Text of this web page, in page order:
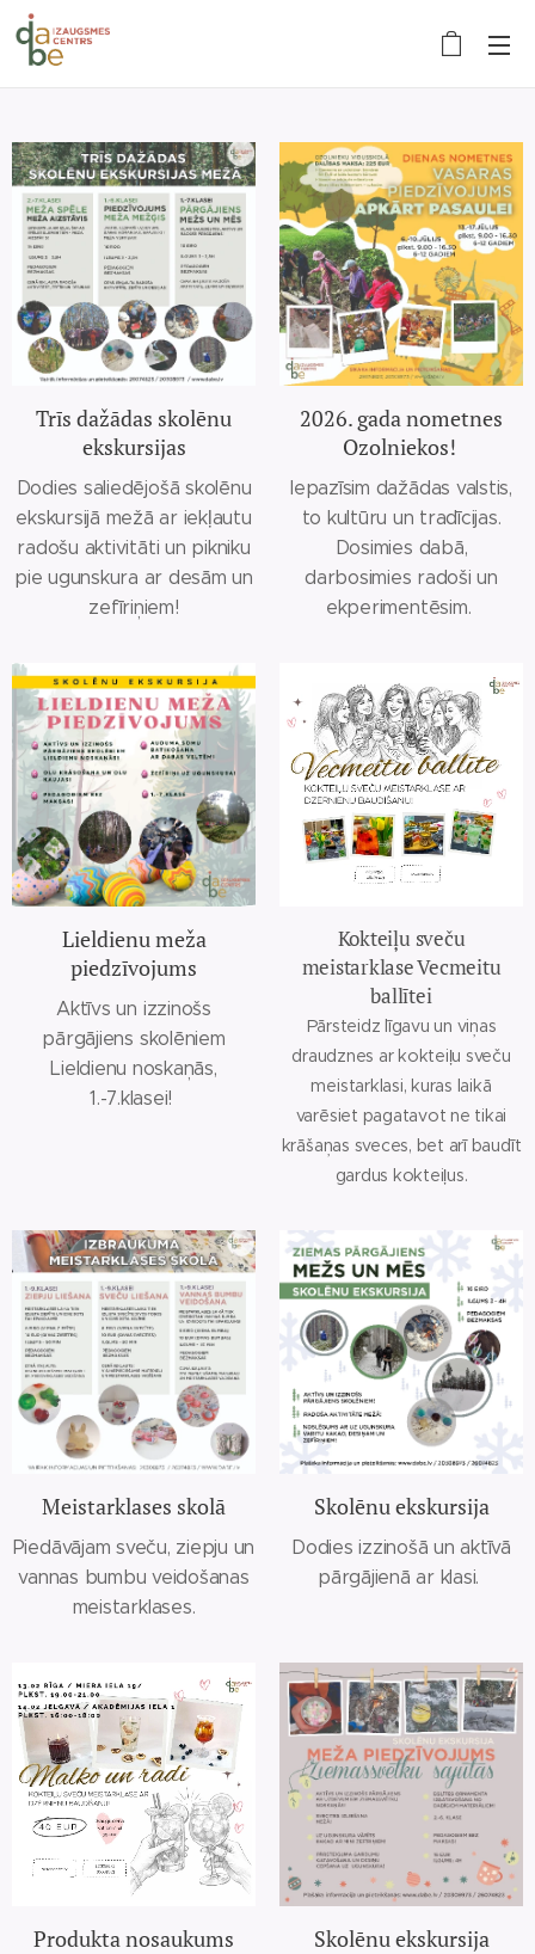
Trīs dažādas skolēnu
ekskursijas
Dodies saliedējošā skolēnu
ekskursijā mežā ar iekļautu
radošu aktivitāti un pikniku
pie ugunskura ar desām un
zefīriņiem!
2026. gada nometnes
Ozolniekos!
Iepazīsim dažādas valstis,
to kultūru un tradīcijas.
Dosimies dabā,
darbosimies radoši un
ekperimentēsim.
Lieldienu meža
piedzīvojums
Aktīvs un izzinošs
pārgājiens skolēniem
Lieldienu noskaņās,
1.-7.klasei!
Kokteiļu sveču
meistarklase Vecmeitu
ballītei
Pārsteidz līgavu un viņas
draudznes ar kokteiļu sveču
meistarklasi, kuras laikā
varēsiet pagatavot ne tikai
krāšaņas sveces, bet arī baudīt
gardus kokteiļus.
Meistarklases skolā
Piedāvājam sveču, ziepju un
vannas bumbu veidošanas
meistarklases.
Skolēnu ekskursija
Dodies izzinošā un aktīvā
pārgājienā ar klasi.
Produkta nosaukums Skolēnu ekskursija